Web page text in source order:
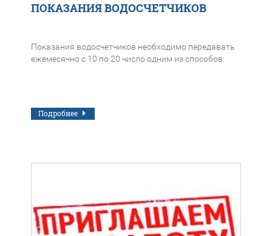
ПОКАЗАНИЯ ВОДОСЧЕТЧИКОВ
Показания водосчетчиков необходимо передавать
ежемесячно с 10 по 20 число одним из способов:
Подробнее